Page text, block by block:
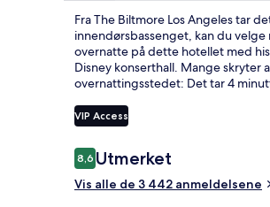
Fra The Biltmore Los Angeles tar
innendørsbassenget, kan du velge
overnatte på dette hotellet med
Disney konserthall. Mange skryter
overnattingsstedet: Det tar 4
VIP Access
Anmeldelser
8,68,6 av 10 –
Utmerket
Vis alle de 3 442 anmeldelsene